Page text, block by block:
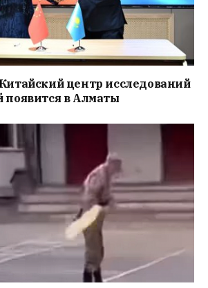
центр исследований
появится в Алматы